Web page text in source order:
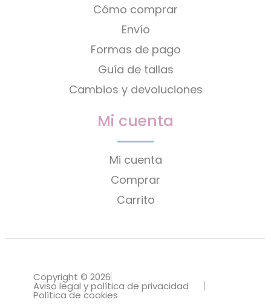
Cómo comprar
Envío
Formas de pago
Guía de tallas
Cambios y devoluciones
Mi cuenta
Mi cuenta
Comprar
Carrito
Copyright © 2026
Aviso legal y política de privacidad
Política de cookies